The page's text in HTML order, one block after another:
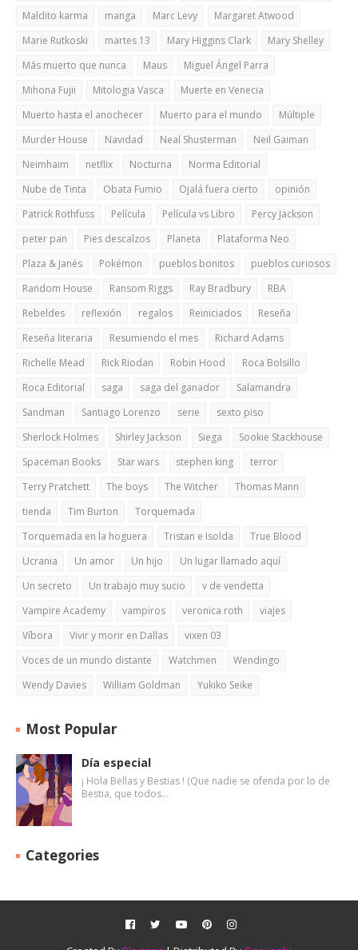
Maldito karma
manga Marc Levy
Margaret Atwood
Marie Rutkoski
martes 13 Mary Higgins Clark
Mary Shelley
Más muerto que nunca
Maus
Miguel Ángel Parra
Mihona Fujii
Mitologia Vasca
Muerte en Venecia
Muerto hasta el anochecer
Muerto para el mundo
Múltiple
Murder House
Navidad Neal Shusterman
Neil Gaiman
Neimhaim
netflix Nocturna
Norma Editorial
Nube de Tinta
Obata Fumio Ojalá fuera cierto
opinión
Patrick Rothfuss
Película Película vs Libro
Percy Jackson
peter pan
Pies descalzos Planeta
Plataforma Neo
Plaza & Janés
Pokémon pueblos bonitos
pueblos curiosos
Random House
Ransom Riggs Ray Bradbury
RBA
Rebeldes
reflexión regalos Reiniciados
Reseña
Reseña literaria
Resumiendo el mes
Richard Adams
Richelle Mead
Rick Riodan Robin Hood
Roca Bolsillo
Roca Editorial
saga saga del ganador
Salamandra
Sandman
Santiago Lorenzo serie
sexto piso
Sherlock Holmes
Shirley Jackson Siega
Sookie Stackhouse
Spaceman Books
Star wars stephen king
terror
Terry Pratchett
The boys The Witcher
Thomas Mann
tienda
Tim Burton
Torquemada
Torquemada en la hoguera
Tristan e Isolda
True Blood
Ucrania
Un amor Un hijo
Un lugar llamado aquí
Un secreto
Un trabajo muy sucio
v de vendetta
Vampire Academy
vampiros veronica roth
viajes
Víbora
Vivir y morir en Dallas
vixen 03
Voces de un mundo distante
Watchmen
Wendingo
Wendy Davies
William Goldman Yukiko Seike
Most Popular
Día especial
¡ Hola Bellas y Bestias ! (Que nadie se ofenda por lo de
Bestia, que todos…
Categories